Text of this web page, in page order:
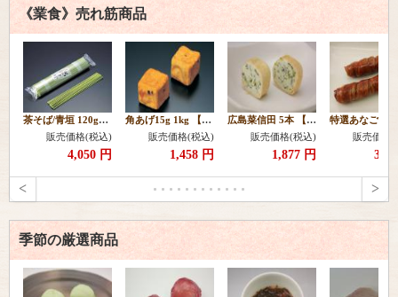
《業食》売れ筋商品
茶そば/青垣 120g×10本 【常温】
販売価格(税込)
4,050 円
角あげ15g 1kg 【冷凍】
販売価格(税込)
1,458 円
広島菜信田 5本 【冷凍】
販売価格(税込)
1,877 円
販売価格(
< >
季節の厳選商品